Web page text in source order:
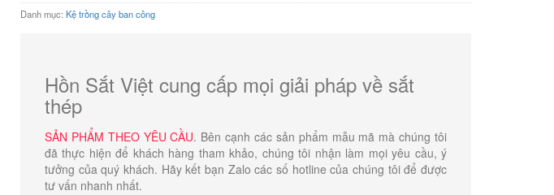
Danh mục: Kệ trồng cây ban công
Hồn Sắt Việt cung cấp mọi giải pháp về sắt
thép
SẢN PHẨM THEO YÊU CẦU. Bên cạnh các sản phẩm mẫu mã mà chúng tôi
đã thực hiện để khách hàng tham khảo, chúng tôi nhận làm mọi yêu cầu, ý
tưởng của quý khách. Hãy kết bạn Zalo các số hotline của chúng tôi để được
tư vấn nhanh nhất.